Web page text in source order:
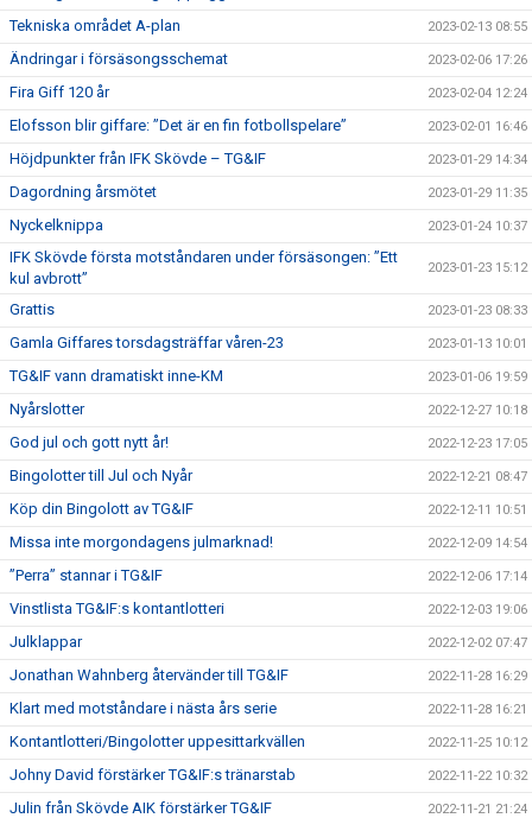
Tekniska området A-plan 2023-02-13 08:55
Ändringar i försäsongsschemat 2023-02-06 17:26
Fira Giff 120 år 2023-02-04 12:24
Elofsson blir giffare: ”Det är en fin fotbollspelare” 2023-02-01 16:46
Höjdpunkter från IFK Skövde – TG&IF 2023-01-29 14:34
Dagordning årsmötet 2023-01-29 11:35
Nyckelknippa 2023-01-24 10:37
IFK Skövde första motståndaren under försäsongen: ”Ett
kul avbrott”
2023-01-23 15:12
Grattis 2023-01-23 08:33
Gamla Giffares torsdagsträffar våren-23 2023-01-13 10:01
TG&IF vann dramatiskt inne-KM 2023-01-06 19:59
Nyårslotter 2022-12-27 10:18
God jul och gott nytt år! 2022-12-23 17:05
Bingolotter till Jul och Nyår 2022-12-21 08:47
Köp din Bingolott av TG&IF 2022-12-11 10:51
Missa inte morgondagens julmarknad! 2022-12-09 14:54
”Perra” stannar i TG&IF 2022-12-06 17:14
Vinstlista TG&IF:s kontantlotteri 2022-12-03 19:06
Julklappar 2022-12-02 07:47
Jonathan Wahnberg återvänder till TG&IF 2022-11-28 16:29
Klart med motståndare i nästa års serie 2022-11-28 16:21
Kontantlotteri/Bingolotter uppesittarkvällen 2022-11-25 10:12
Johny David förstärker TG&IF:s tränarstab 2022-11-22 10:32
Julin från Skövde AIK förstärker TG&IF 2022-11-21 21:24